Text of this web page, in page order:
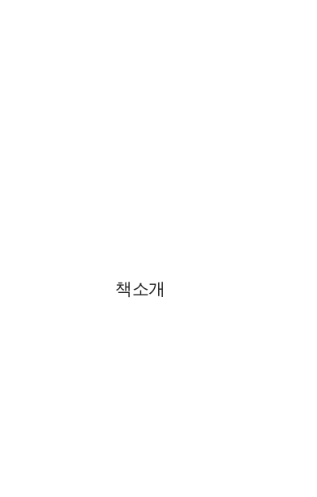
책소개